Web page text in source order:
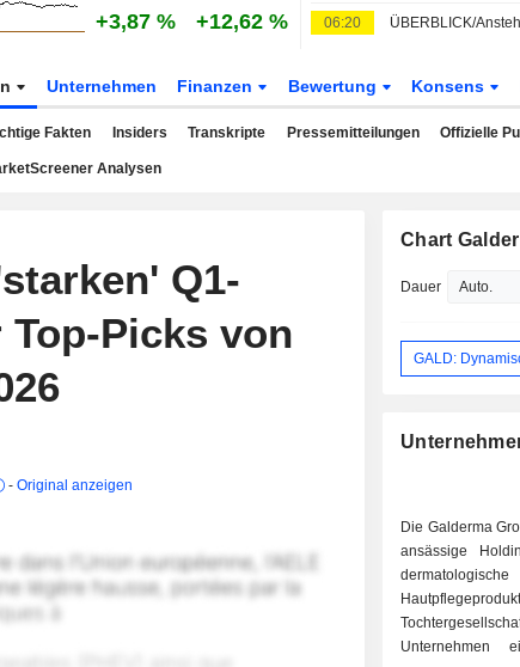
+3,87 % +12,62 % 06:20
Unternehmen Finanzen Bewertung Konsens
Fakten Insiders Transkripte Pressemitteilungen Offizielle
Analysen
Q1-
Picks von
- Original anzeigen
Chart
Dauer
GALD:
Die Galderma
ansässige
Unternehmen